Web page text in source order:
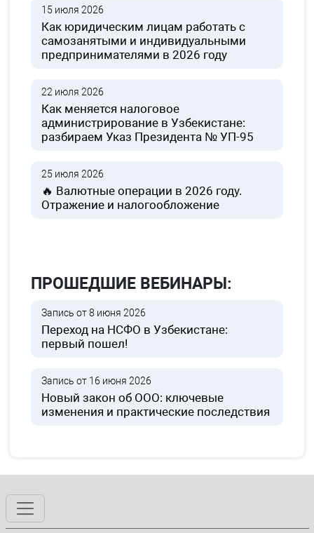
15 июля 2026
Как юридическим лицам работать с
самозанятыми и индивидуальными
предпринимателями в 2026 году
22 июля 2026
Как меняется налоговое
администрирование в Узбекистане:
разбираем Указ Президента № УП-95
25 июля 2026
🔥 Валютные операции в 2026 году.
Отражение и налогообложение
ПРОШЕДШИЕ ВЕБИНАРЫ:
Запись от 8 июня 2026
Переход на НСФО в Узбекистане:
первый пошел!
Запись от 16 июня 2026
Новый закон об ООО: ключевые
изменения и практические последствия